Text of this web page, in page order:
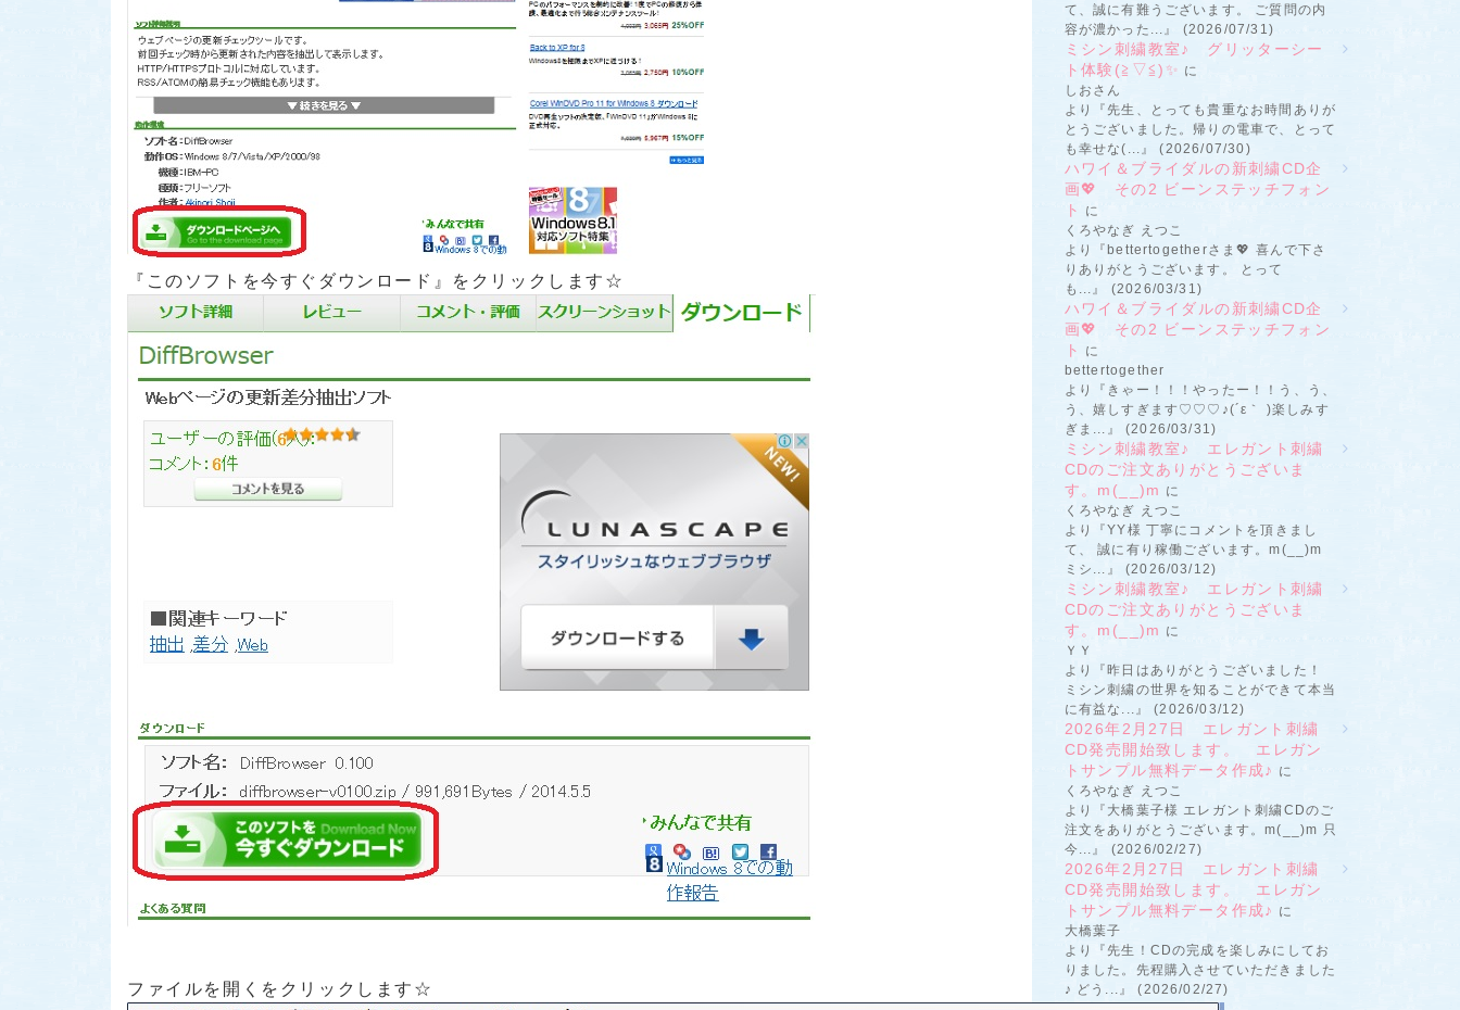
『このソフトを今すぐダウンロード』 をクリックします☆
ファイルを開くをクリックします☆
て、誠に有難うございます。 ご質問の内
容が濃かった...』 (2026/07/31)
ミシン刺繍教室♪ グリッターシー
ト体験(≧▽≦)✨ に
しおさん
より『先生、とっても貴重なお時間ありが
とうございました。帰りの電車で、とって
も幸せな(...』 (2026/07/30)
ハワイ＆ブライダルの新刺繍CD企
画💖 その2 ビーンステッチフォン
ト
に
くろやなぎ えつこ
より『bettertogetherさま💖 喜んで下さ
りありがとうございます。 とって
も...』 (2026/03/31)
ハワイ＆ブライダルの新刺繍CD企
画💖 その2 ビーンステッチフォン
ト
に
bettertogether
より『きゃー！！！やったー！！う、う、
う、嬉しすぎます♡♡♡♪(´ε｀ )楽しみす
ぎま...』 (2026/03/31)
ミシン刺繍教室♪ エレガント刺繍
CDのご注文ありがとうございま
す。m(__)m に
くろやなぎ えつこ
より『YY様 丁寧にコメントを頂きまし
て、 誠に有り稼働ございます。m(__)m
ミシ...』 (2026/03/12)
ミシン刺繍教室♪ エレガント刺繍
CDのご注文ありがとうございま
す。m(__)m に
ＹＹ
より『昨日はありがとうございました！
ミシン刺繍の世界を知ることができて本当
に有益な...』 (2026/03/12)
2026年2月27日 エレガント刺繍
CD発売開始致します。 エレガン
トサンプル無料データ作成♪ に
くろやなぎ えつこ
より『大橋葉子様 エレガント刺繍CDのご
注文をありがとうございます。m(__)m 只
今...』 (2026/02/27)
2026年2月27日 エレガント刺繍
CD発売開始致します。 エレガン
トサンプル無料データ作成♪ に
大橋葉子
より『先生！CDの完成を楽しみにしてお
りました。先程購入させていただきました
♪ どう...』 (2026/02/27)